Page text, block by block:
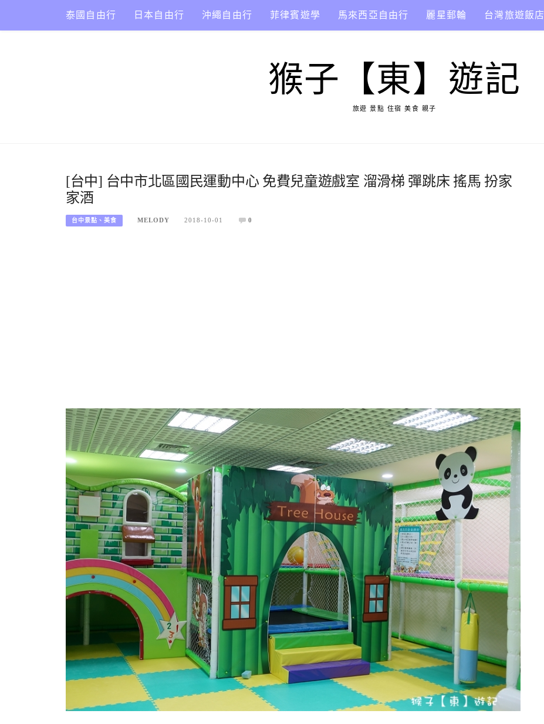
content
泰國自由行 日本自由行 沖繩自由行 菲律賓遊學 馬來西亞自由行 麗星郵輪 台灣旅遊飯店
猴子【東】遊記
旅遊 景點 住宿 美食 親子
[台中] 台中市北區國民運動中心 免費兒童遊戲室 溜滑梯 彈跳床 搖馬 扮家
家酒
台中景點、美食 MELODY 2018-10-01 0